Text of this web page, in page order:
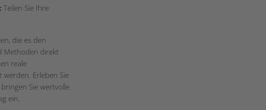
Teilen Sie Ihre
die es den
Methoden direkt
reale
Erleben Sie
Sie wertvolle
ein.